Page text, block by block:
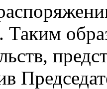
Таким